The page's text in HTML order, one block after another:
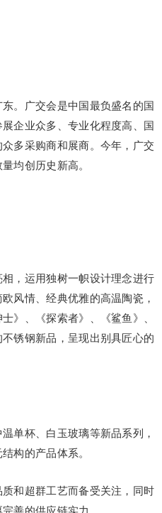
。广交会是中国最负盛名的国
企业众多、专业化程度高、国
多采购商和展商。今年，广交
均创历史新高。
，运用独树一帜设计理念进行
风情、经典优雅的高温陶瓷，
》、《探索者》、《鲨鱼》、
锈钢新品，呈现出别具匠心的
单杯、白玉玻璃等新品系列，
构的产品体系。
和超群工艺而备受关注，同时
善的供应链实力。